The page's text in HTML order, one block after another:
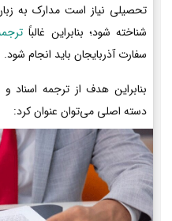
تحصیلی نیاز است مدارک به
شناخته شود؛ بنابراین غالباً
سفارت آذربایجان باید انجام شود.
بنابراین هدف از ترجمه اسناد
دسته اصلی می‌توان عنوان کرد: